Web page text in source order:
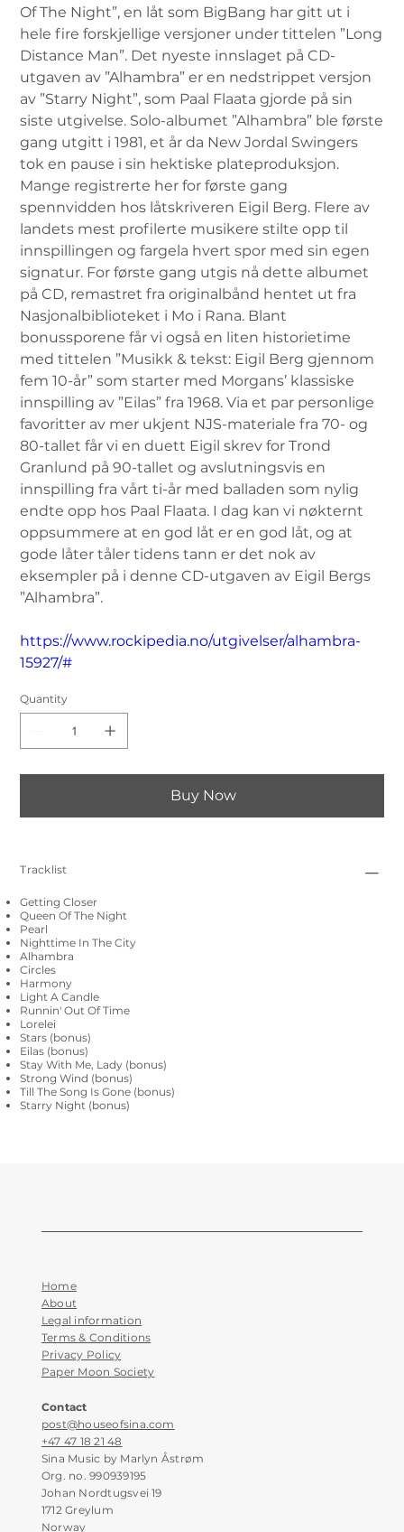
Of The Night”, en låt som BigBang har gitt ut i
hele fire forskjellige versjoner under tittelen ”Long
Distance Man”. Det nyeste innslaget på CD-
utgaven av ”Alhambra” er en nedstrippet versjon
av ”Starry Night”, som Paal Flaata gjorde på sin
siste utgivelse. Solo-albumet ”Alhambra” ble første
gang utgitt i 1981, et år da New Jordal Swingers
tok en pause i sin hektiske plateproduksjon.
Mange registrerte her for første gang
spennvidden hos låtskriveren Eigil Berg. Flere av
landets mest profilerte musikere stilte opp til
innspillingen og fargela hvert spor med sin egen
signatur. For første gang utgis nå dette albumet
på CD, remastret fra originalbånd hentet ut fra
Nasjonalbiblioteket i Mo i Rana. Blant
bonussporene får vi også en liten historietime
med tittelen ”Musikk & tekst: Eigil Berg gjennom
fem 10-år” som starter med Morgans’ klassiske
innspilling av ”Eilas” fra 1968. Via et par personlige
favoritter av mer ukjent NJS-materiale fra 70- og
80-tallet får vi en duett Eigil skrev for Trond
Granlund på 90-tallet og avslutningsvis en
innspilling fra vårt ti-år med balladen som nylig
endte opp hos Paal Flaata. I dag kan vi nøkternt
oppsummere at en god låt er en god låt, og at
gode låter tåler tidens tann er det nok av
eksempler på i denne CD-utgaven av Eigil Bergs
”Alhambra”.
https://www.rockipedia.no/utgivelser/alhambra-
15927/#
Quantity
Buy Now
Tracklist
Getting Closer
Queen Of The Night
Pearl
Nighttime In The City
Alhambra
Circles
Harmony
Light A Candle
Runnin' Out Of Time
Lorelei
Stars (bonus)
Eilas (bonus)
Stay With Me, Lady (bonus)
Strong Wind (bonus)
Till The Song Is Gone (bonus)
Starry Night (bonus)
Contact
post@houseofsina.com
+47 47 18 21 48
Sina Music by Marlyn Åstrøm
Org. no. 990939195
Johan Nordtugsvei 19
1712 Greylum
Norway
Home
About
Legal information
Terms & Conditions
Privacy Policy
Paper Moon Society